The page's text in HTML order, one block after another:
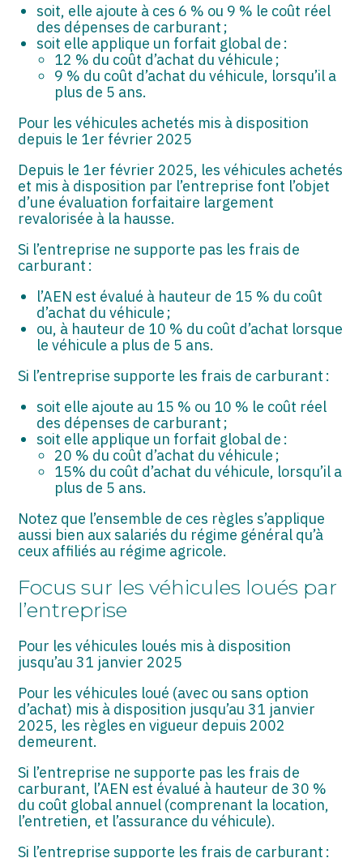
soit, elle ajoute à ces 6 % ou 9 % le coût réel
des dépenses de carburant ;
soit elle applique un forfait global de :
12 % du coût d’achat du véhicule ;
9 % du coût d’achat du véhicule, lorsqu’il a
plus de 5 ans.
Pour les véhicules achetés mis à disposition
depuis le 1er février 2025
Depuis le 1er février 2025, les véhicules achetés
et mis à disposition par l’entreprise font l’objet
d’une évaluation forfaitaire largement
revalorisée à la hausse.
Si l’entreprise ne supporte pas les frais de
carburant :
l’AEN est évalué à hauteur de 15 % du coût
d’achat du véhicule ;
ou, à hauteur de 10 % du coût d’achat lorsque
le véhicule a plus de 5 ans.
Si l’entreprise supporte les frais de carburant :
soit elle ajoute au 15 % ou 10 % le coût réel
des dépenses de carburant ;
soit elle applique un forfait global de :
20 % du coût d’achat du véhicule ;
15% du coût d’achat du véhicule, lorsqu’il a
plus de 5 ans.
Notez que l’ensemble de ces règles s’applique
aussi bien aux salariés du régime général qu’à
ceux affiliés au régime agricole.
Focus sur les véhicules loués par
l’entreprise
Pour les véhicules loués mis à disposition
jusqu’au 31 janvier 2025
Pour les véhicules loué (avec ou sans option
d’achat) mis à disposition jusqu’au 31 janvier
2025, les règles en vigueur depuis 2002
demeurent.
Si l’entreprise ne supporte pas les frais de
carburant, l’AEN est évalué à hauteur de 30 %
du coût global annuel (comprenant la location,
l’entretien, et l’assurance du véhicule).
Si l’entreprise supporte les frais de carburant :